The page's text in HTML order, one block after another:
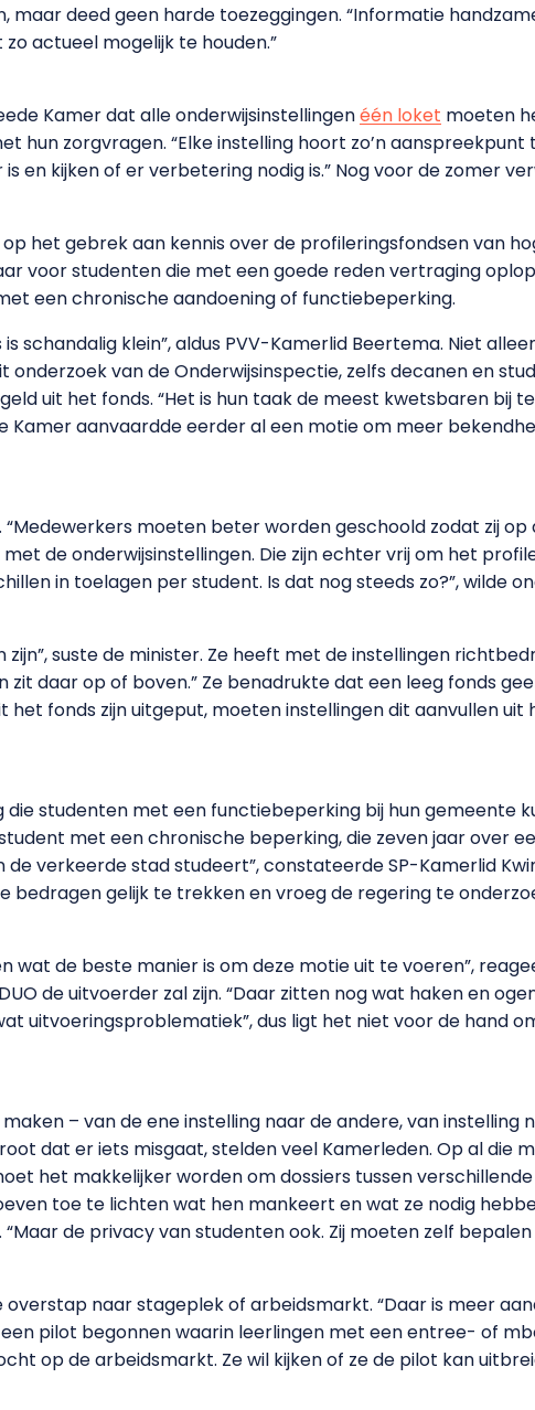
maar deed geen harde toezeggingen. “Informatie
actueel mogelijk te houden.”
Kamer dat alle onderwijsinstellingenéén loket moeten
hun zorgvragen. “Elke instelling hoort zo’n aanspreekpunt
en kijken of er verbetering nodig is.” Nog voor de zomer
het gebrek aan kennis over de profileringsfondsen van
voor studenten die met een goede reden vertraging
een chronische aandoening of functiebeperking.
schandalig klein”, aldus PVV-Kamerlid Beertema. Niet
onderzoek van de Onderwijsinspectie, zelfs decanen en
uit het fonds. “Het is hun taak de meest kwetsbaren bij
Kamer aanvaardde eerder al een motie om meer
moeten beter worden geschoold zodat zij op
de onderwijsinstellingen. Die zijn echter vrij om het
in toelagen per student. Is dat nog steeds zo?”, wilde
suste de minister. Ze heeft met de instellingen
daar op of boven.” Ze benadrukte dat een leeg fonds
het fonds zijn uitgeput, moeten instellingen dit aanvullen uit
die studenten met een functiebeperking bij hun gemeente
met een chronische beperking, die zeven jaar over
de verkeerde stad studeert”, constateerde SP-Kamerlid
bedragen gelijk te trekken en vroeg de regering te
wat de beste manier is om deze motie uit te voeren”,
de uitvoerder zal zijn. “Daar zitten nog wat haken en
uitvoeringsproblematiek”, dus ligt het niet voor de hand
– van de ene instelling naar de andere, van instelling
dat er iets misgaat, stelden veel Kamerleden. Op al die
het makkelijker worden om dossiers tussen
toe te lichten wat hen mankeert en wat ze nodig
de privacy van studenten ook. Zij moeten zelf
overstap naar stageplek of arbeidsmarkt. “Daar is meer
een pilot begonnen waarin leerlingen met een entree- of
op de arbeidsmarkt. Ze wil kijken of ze de pilot kan